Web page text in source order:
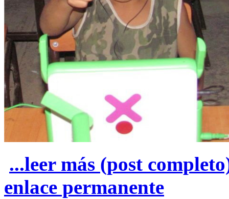
...leer más (post
enlace permanente